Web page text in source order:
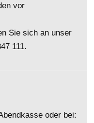
vor
Sie sich an unser
111.
oder bei: